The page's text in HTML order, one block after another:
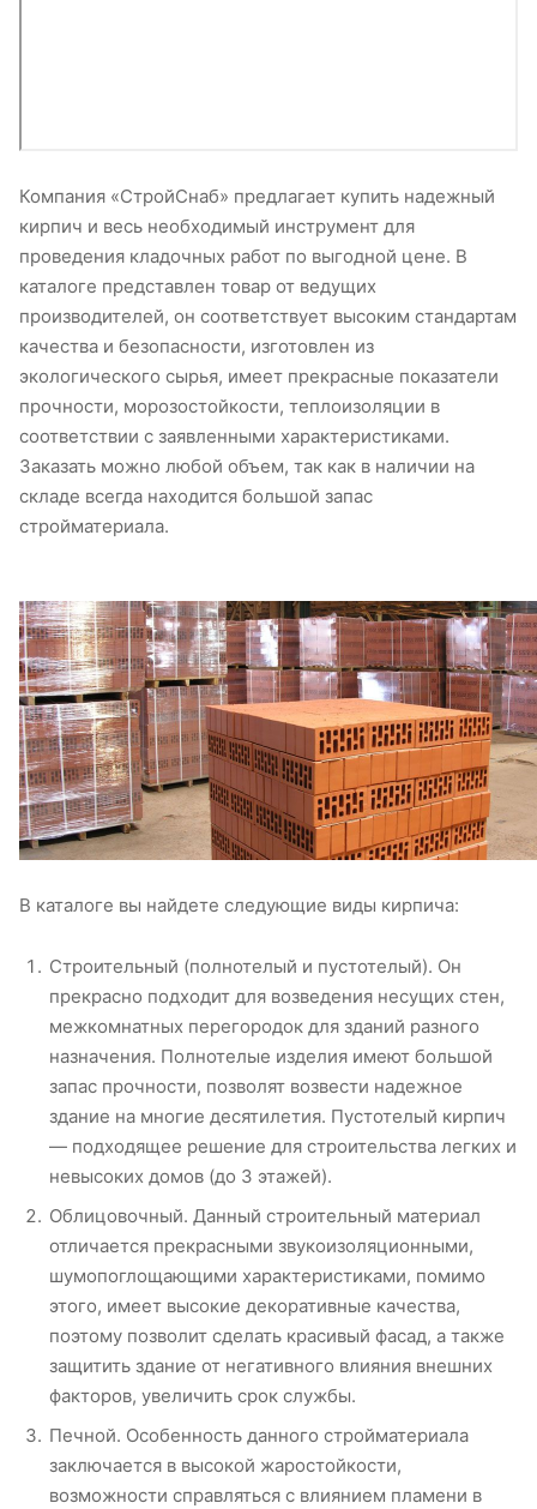
Компания «СтройСнаб» предлагает купить надежный
кирпич и весь необходимый инструмент для
проведения кладочных работ по выгодной цене. В
каталоге представлен товар от ведущих
производителей, он соответствует высоким стандартам
качества и безопасности, изготовлен из
экологического сырья, имеет прекрасные показатели
прочности, морозостойкости, теплоизоляции в
соответствии с заявленными характеристиками.
Заказать можно любой объем, так как в наличии на
складе всегда находится большой запас
стройматериала.
В каталоге вы найдете следующие виды кирпича:
Строительный (полнотелый и пустотелый). Он
прекрасно подходит для возведения несущих стен,
межкомнатных перегородок для зданий разного
назначения. Полнотелые изделия имеют большой
запас прочности, позволят возвести надежное
здание на многие десятилетия. Пустотелый кирпич
— подходящее решение для строительства легких и
невысоких домов (до 3 этажей).
Облицовочный. Данный строительный материал
отличается прекрасными звукоизоляционными,
шумопоглощающими характеристиками, помимо
этого, имеет высокие декоративные качества,
поэтому позволит сделать красивый фасад, а также
защитить здание от негативного влияния внешних
факторов, увеличить срок службы.
Печной. Особенность данного стройматериала
заключается в высокой жаростойкости,
возможности справляться с влиянием пламени в